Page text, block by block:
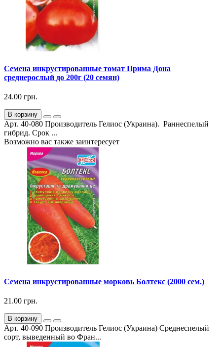
Семена инкрустированные томат Прима Дона
среднерослый до 200г (20 семян)
24.00 грн.
В корзину
Арт. 40-080 Производитель Гелиос (Украина). Раннеспелый
гибрид. Срок ...
Возможно вас также заинтересует
Семена инкрустированные морковь Болтекс (2000 сем.)
21.00 грн.
В корзину
Арт. 40-090 Производитель Гелиос (Украина) Среднеспелый
сорт, выведенный во Фран...